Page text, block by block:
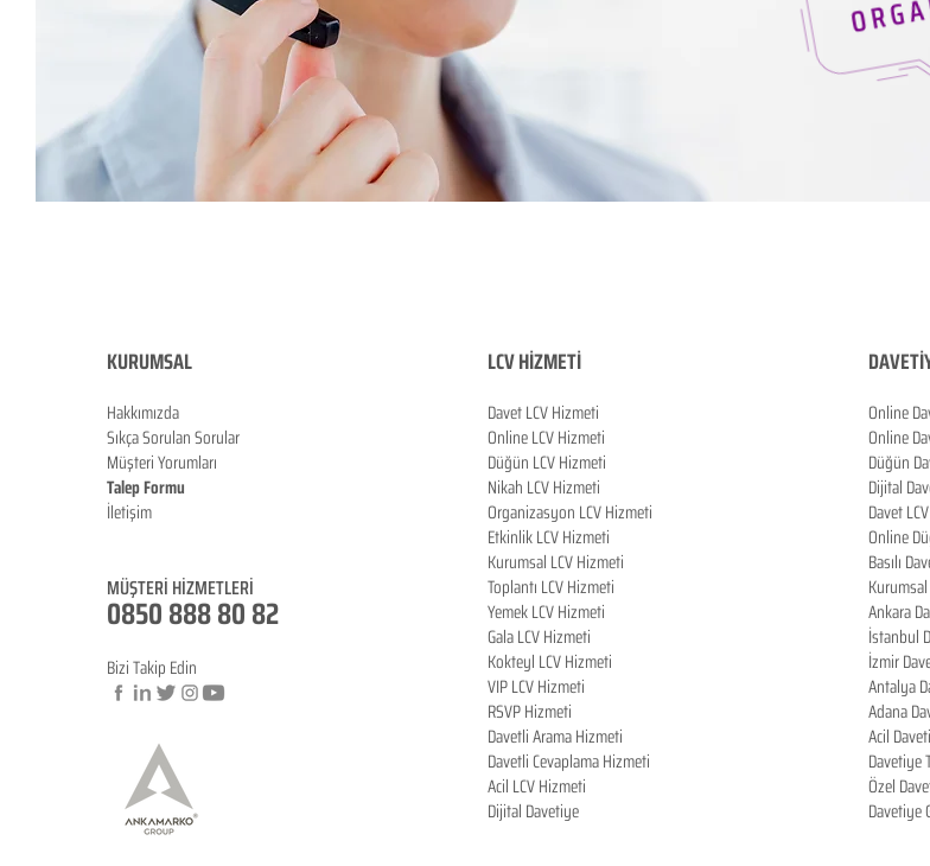
KURUMSAL
Hakkımızda
Sıkça Sorulan Sorular
Müşteri Yorumları
Talep Formu
İletişim
MÜŞTERİ HİZMETLERİ
0850 888 80 82
Bizi Takip Edin
© Copyright
LCV HİZMETİ
Davet LCV Hizmeti
Online LCV Hizmeti
Düğün LCV Hizmeti
Nikah LCV Hizmeti
Organizasyon LCV Hizmeti
Etkinlik LCV Hizmeti
Kurumsal LCV Hizmeti
Toplantı LCV Hizmeti
Yemek LCV Hizmeti
Gala LCV Hizmeti
Kokteyl LCV Hizmeti
VIP LCV Hizmeti
RSVP Hizmeti
Davetli Arama Hizmeti
Davetli Cevaplama Hizmeti
Acil LCV Hizmeti
Dijital Davetiye
Online
Online
Düğün
Dijital
Davet
Online
Basılı
Ankara
İstanbul
İzmir
Antalya
Adana
Acil
Davetiye
Özel
Davetiye